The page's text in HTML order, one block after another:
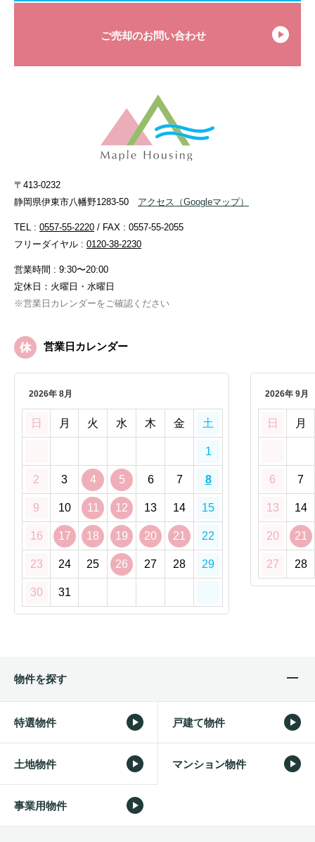
ご売却のお問い合わせ
〒413-0232
静岡県伊東市八幡野1283-50
アクセス （Googleマップ）
TEL : 0557-55-2220 / FAX : 0557-55-2055
フリーダイヤル : 0120-38-2230
営業時間 : 9:30〜20:00
定休日：火曜日・水曜日
※営業日カレンダーをご確認ください
営業日カレンダー
2026年 8月
日 月 火 水 木 金 土
1
2 3 4 5 6 7 8
9 10 11 12 13 14 15
16 17 18 19 20 21 22
23 24 25 26 27 28 29
30 31
2026年 9月
日 月
6 7
13 14
20 21
27 28
物件を探す
特選物件 戸建て物件
土地物件 マンション物件
事業用物件